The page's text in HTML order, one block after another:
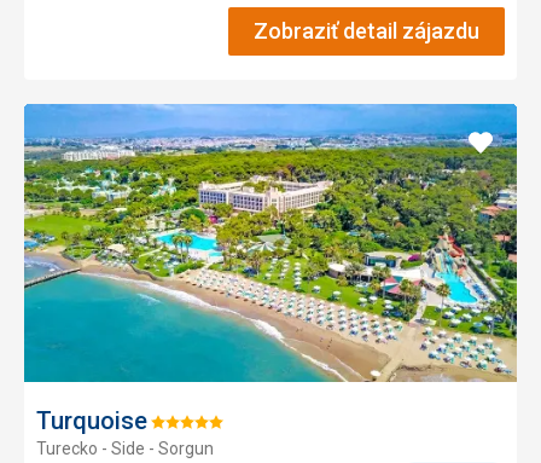
Zobraziť detail zájazdu
TurquoiseHodnotenie:
5/5
Turecko - Side - Sorgun
Pridať
do